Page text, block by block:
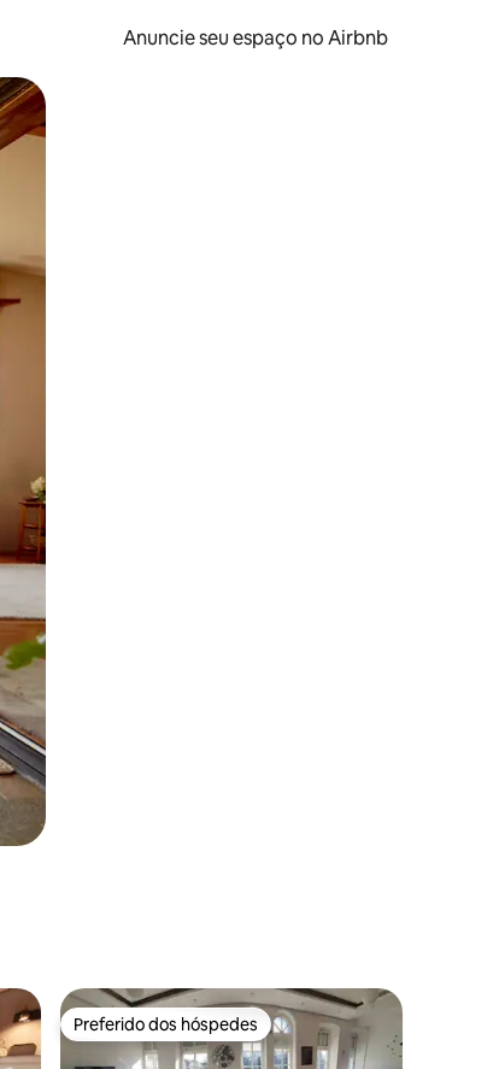
Anuncie seu espaço no Airbnb
o dedo na tela.
Preferido dos hóspedes
Preferido dos hóspedes